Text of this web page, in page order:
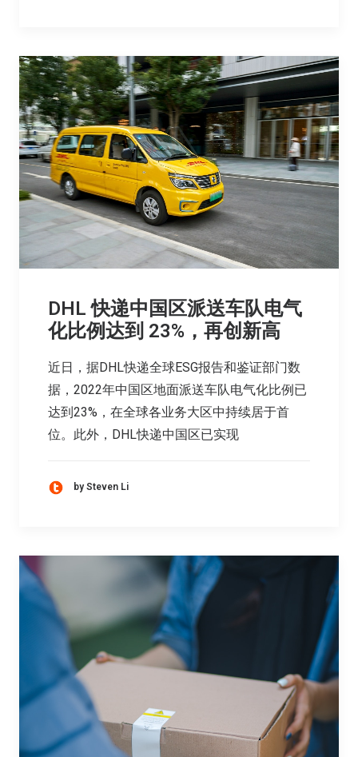
DHL 快递中国区派送车队电气
化比例达到 23%，再创新高
近日，据DHL快递全球ESG报告和鉴证部门数
据，2022年中国区地面派送车队电气化比例已
达到23%，在全球各业务大区中持续居于首
位。此外，DHL快递中国区已实现
by Steven Li